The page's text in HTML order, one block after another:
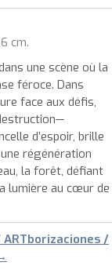
cm.
une scène où la
féroce. Dans
face aux défis,
d’espoir, brille
régénération
la forêt, défiant
lumière au cœur de
/